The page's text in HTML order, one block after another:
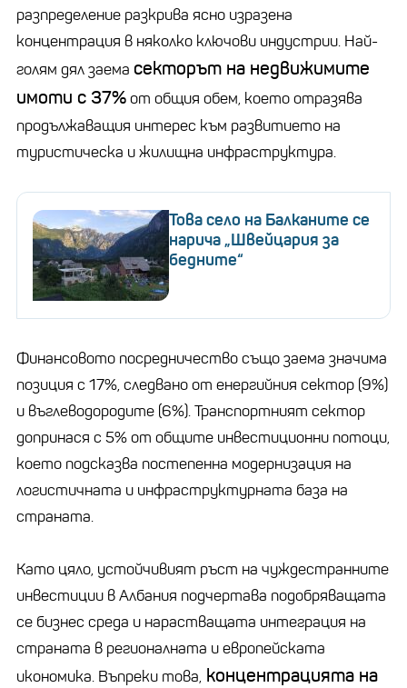
разпределение разкрива ясно изразена
концентрация в няколко ключови индустрии. Най-
голям дял заема секторът на недвижимите
имоти с 37%от общия обем, което отразява
продължаващия интерес към развитието на
туристическа и жилищна инфраструктура.
Това село на Балканите се
нарича „Швейцария за
бедните“
Финансовото посредничество също заема значима
позиция с 17%, следвано от енергийния сектор (9%)
и въглеводородите (6%). Транспортният сектор
допринася с 5% от общите инвестиционни потоци,
което подсказва постепенна модернизация на
логистичната и инфраструктурната база на
страната.
Като цяло, устойчивият ръст на чуждестранните
инвестиции в Албания подчертава подобряващата
се бизнес среда и нарастващата интеграция на
страната в регионалната и европейската
икономика. Въпреки това, концентрацията на